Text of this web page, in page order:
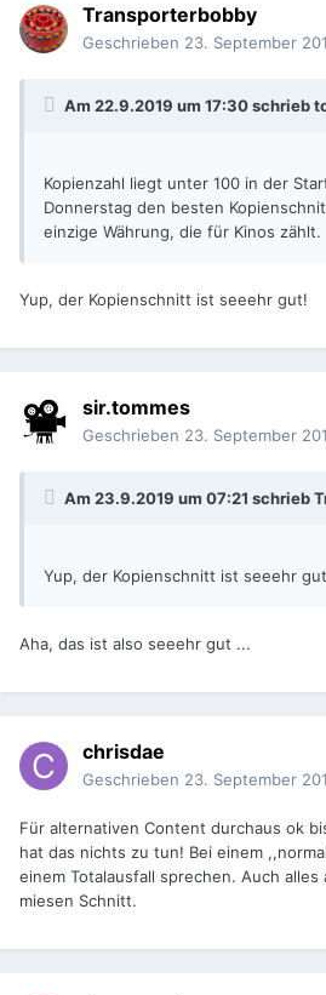
Transporterbobby
Geschrieben 23. September
Am 22.9.2019 um 17:30 schrieb
Kopienzahl liegt unter 100 in der
Donnerstag den besten
einzige Währung, die für Kinos zählt.
Yup, der Kopienschnitt ist seeehr gut!
sir.tommes
Geschrieben 23. September
Am 23.9.2019 um 07:21 schrieb
Yup, der Kopienschnitt ist seeehr
Aha, das ist also seeehr gut ...
chrisdae
Geschrieben 23. September
Für alternativen Content durchaus ok
hat das nichts zu tun! Bei einem
einem Totalausfall sprechen. Auch
miesen Schnitt.